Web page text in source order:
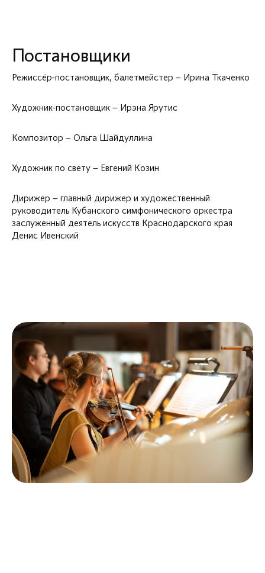
Постановщики
Режиссёр-постановщик, балетмейстер – Ирина Ткаченко
Художник-постановщик – Ирэна Ярутис
Композитор – Ольга Шайдуллина
Художник по свету – Евгений Козин
Дирижер – главный дирижер и художественный
руководитель Кубанского симфонического оркестра
заслуженный деятель искусств Краснодарского края
Денис Ивенский